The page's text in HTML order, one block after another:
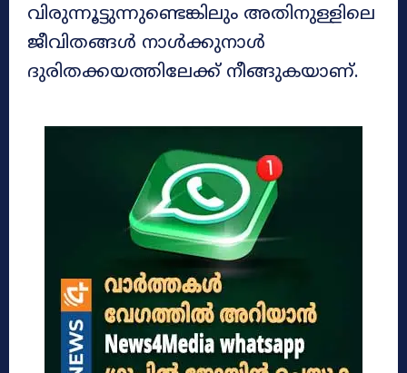
വിരുന്നൂട്ടുന്നുണ്ടെങ്കിലും അതിനുള്ളിലെ
ജീവിതങ്ങള്‍ നാള്‍ക്കുനാള്‍
ദുരിതക്കയത്തിലേക്ക് നീങ്ങുകയാണ്.